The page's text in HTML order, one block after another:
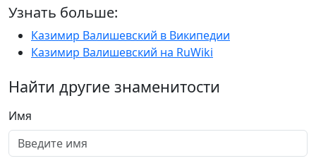
Узнать больше:
Казимир Валишевский в Википедии
Казимир Валишевский на RuWiki
Найти другие знаменитости
Имя